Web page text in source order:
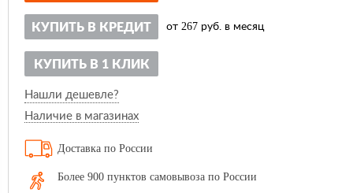
КУПИТЬ В КРЕДИТ от 267 руб. в месяц
КУПИТЬ В 1 КЛИК
Нашли дешевле?
Наличие в магазинах
Доставка по России
Более 900 пунктов самовывоза по России